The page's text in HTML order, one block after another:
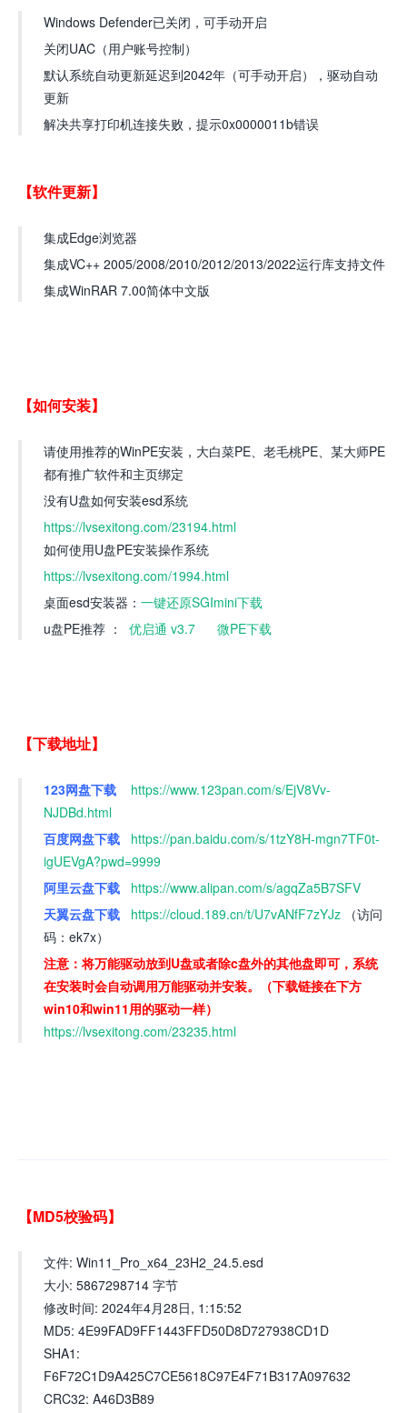
Windows Defender已关闭，可手动开启
关闭UAC（用户账号控制）
默认系统自动更新延迟到2042年（可手动开启），驱动自动
更新
解决共享打印机连接失败，提示0x0000011b错误
【软件更新】
集成Edge浏览器
集成VC++ 2005/2008/2010/2012/2013/2022运行库支持文件
集成WinRAR 7.00简体中文版
【如何安装】
请使用推荐的WinPE安装，大白菜PE、老毛桃PE、某大师PE
都有推广软件和主页绑定
没有U盘如何安装esd系统
https://lvsexitong.com/23194.html
如何使用U盘PE安装操作系统
https://lvsexitong.com/1994.html
桌面esd安装器： 一键还原SGImini下载
u盘PE推荐 ： 优启通 v3.7 微PE下载
【下载地址】
123网盘下载 https://www.123pan.com/s/EjV8Vv-
NJDBd.html
百度网盘下载 https://pan.baidu.com/s/1tzY8H-mgn7TF0t-
igUEVgA?pwd=9999
阿里云盘下载 https://www.alipan.com/s/agqZa5B7SFV
天翼云盘下载 https://cloud.189.cn/t/U7vANfF7zYJz （访问
码：ek7x）
注意：将万能驱动放到U盘或者除c盘外的其他盘即可，系统
在安装时会自动调用万能驱动并安装。（下载链接在下方
win10和win11用的驱动一样）
https://lvsexitong.com/23235.html
【MD5校验码】
文件: Win11_Pro_x64_23H2_24.5.esd
大小: 5867298714 字节
修改时间: 2024年4月28日, 1:15:52
MD5: 4E99FAD9FF1443FFD50D8D727938CD1D
SHA1:
F6F72C1D9A425C7CE5618C97E4F71B317A097632
CRC32: A46D3B89